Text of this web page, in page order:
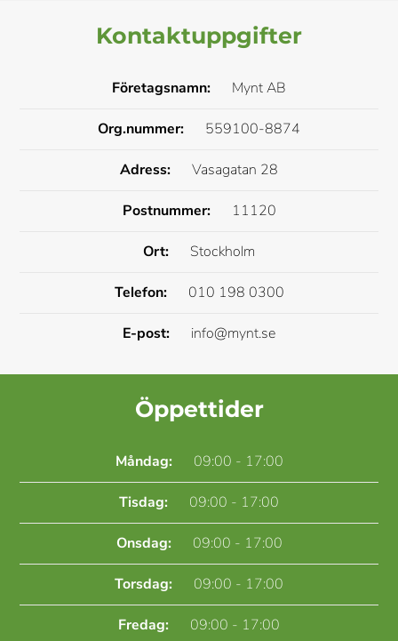
Kontaktuppgifter
Företagsnamn: Mynt AB
Org.nummer: 559100-8874
Adress: Vasagatan 28
Postnummer: 11120
Ort: Stockholm
Telefon: 010 198 0300
E-post: info@mynt.se
Öppettider
Måndag: 09:00 - 17:00
Tisdag: 09:00 - 17:00
Onsdag: 09:00 - 17:00
Torsdag: 09:00 - 17:00
Fredag: 09:00 - 17:00